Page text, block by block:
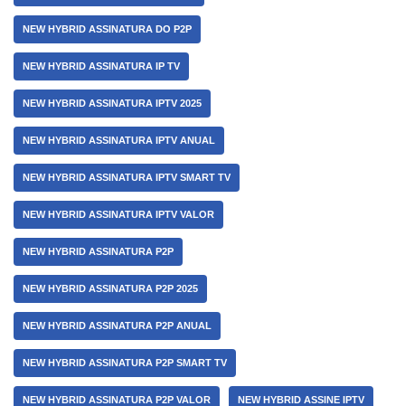
NEW HYBRID ASSINATURA DO P2P
NEW HYBRID ASSINATURA IP TV
NEW HYBRID ASSINATURA IPTV 2025
NEW HYBRID ASSINATURA IPTV ANUAL
NEW HYBRID ASSINATURA IPTV SMART TV
NEW HYBRID ASSINATURA IPTV VALOR
NEW HYBRID ASSINATURA P2P
NEW HYBRID ASSINATURA P2P 2025
NEW HYBRID ASSINATURA P2P ANUAL
NEW HYBRID ASSINATURA P2P SMART TV
NEW HYBRID ASSINATURA P2P VALOR NEW HYBRID ASSINE IPTV